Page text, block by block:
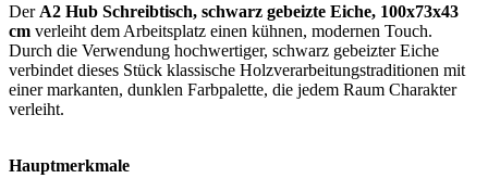
Der A2 Hub Schreibtisch, schwarz gebeizte Eiche, 100x73x43
cm verleiht dem Arbeitsplatz einen kühnen, modernen Touch.
Durch die Verwendung hochwertiger, schwarz gebeizter Eiche
verbindet dieses Stück klassische Holzverarbeitungstraditionen mit
einer markanten, dunklen Farbpalette, die jedem Raum Charakter
verleiht.
Hauptmerkmale